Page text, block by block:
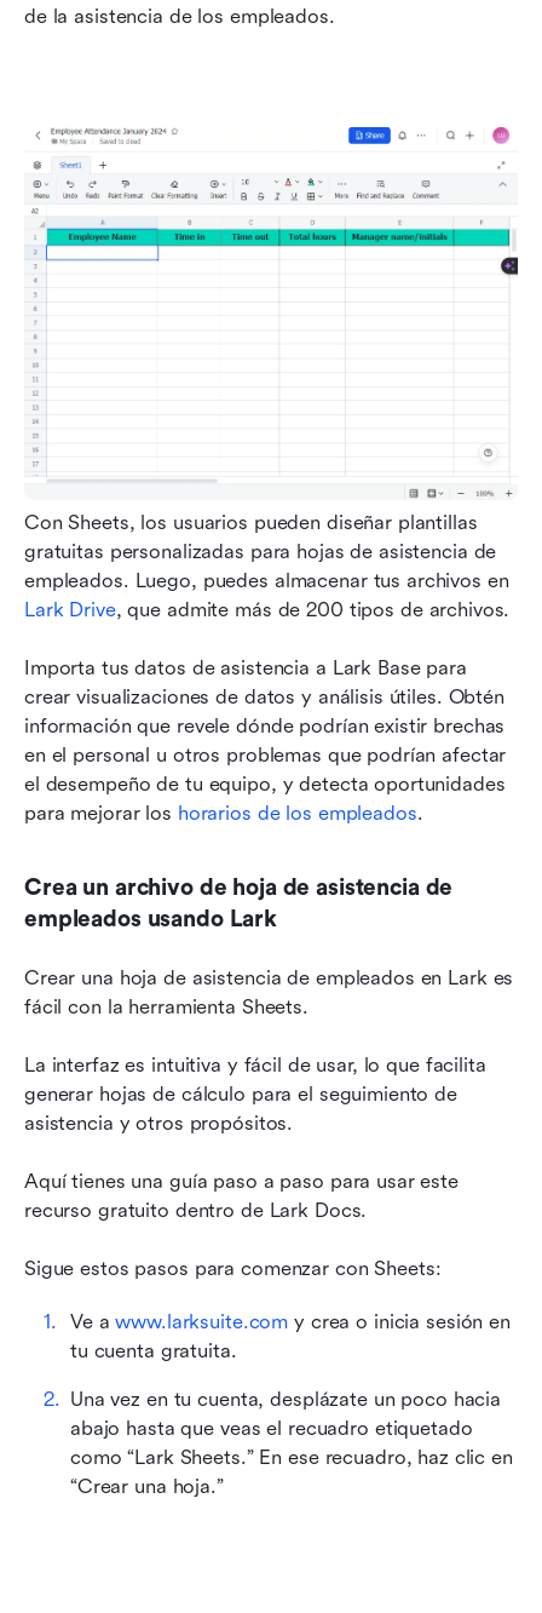
de la asistencia de los empleados.
Con Sheets, los usuarios pueden diseñar plantillas
gratuitas personalizadas para hojas de asistencia de
Lark Drive, que admite más de 200 tipos de archivos.
Importa tus datos de asistencia a Lark Base para
crear visualizaciones de datos y análisis útiles. Obtén
información que revele dónde podrían existir brechas
en el personal u otros problemas que podrían afectar
el desempeño de tu equipo, y detecta oportunidades
para mejorar los horarios de los empleados.
Crea un archivo de hoja de asistencia de
empleados usando Lark
Crear una hoja de asistencia de empleados en Lark es
fácil con la herramienta Sheets.
La interfaz es intuitiva y fácil de usar, lo que facilita
generar hojas de cálculo para el seguimiento de
asistencia y otros propósitos.
Aquí tienes una guía paso a paso para usar este
recurso gratuito dentro de Lark Docs.
Sigue estos pasos para comenzar con Sheets:
Ve a www.larksuite.com y crea o inicia sesión en
tu cuenta gratuita.
Una vez en tu cuenta, desplázate un poco hacia
abajo hasta que veas el recuadro etiquetado
como “Lark Sheets.” En ese recuadro, haz clic en
“Crear una hoja.”